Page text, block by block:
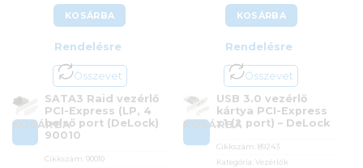
KOSÁRBA
Rendelésre
Összevet
KOSÁRBA
SATA3 Raid vezérlő
PCI-Express (LP, 4
belső port (DeLock)
90010
Cikkszám:90010
KOSÁRBA
Rendelésre
Összevet
KOSÁRBA
USB 3.0 vezérlő
kártya PCI-Express
x1 (2 port) – DeLock
Cikkszám: 89243
Kategória: Vezérlők